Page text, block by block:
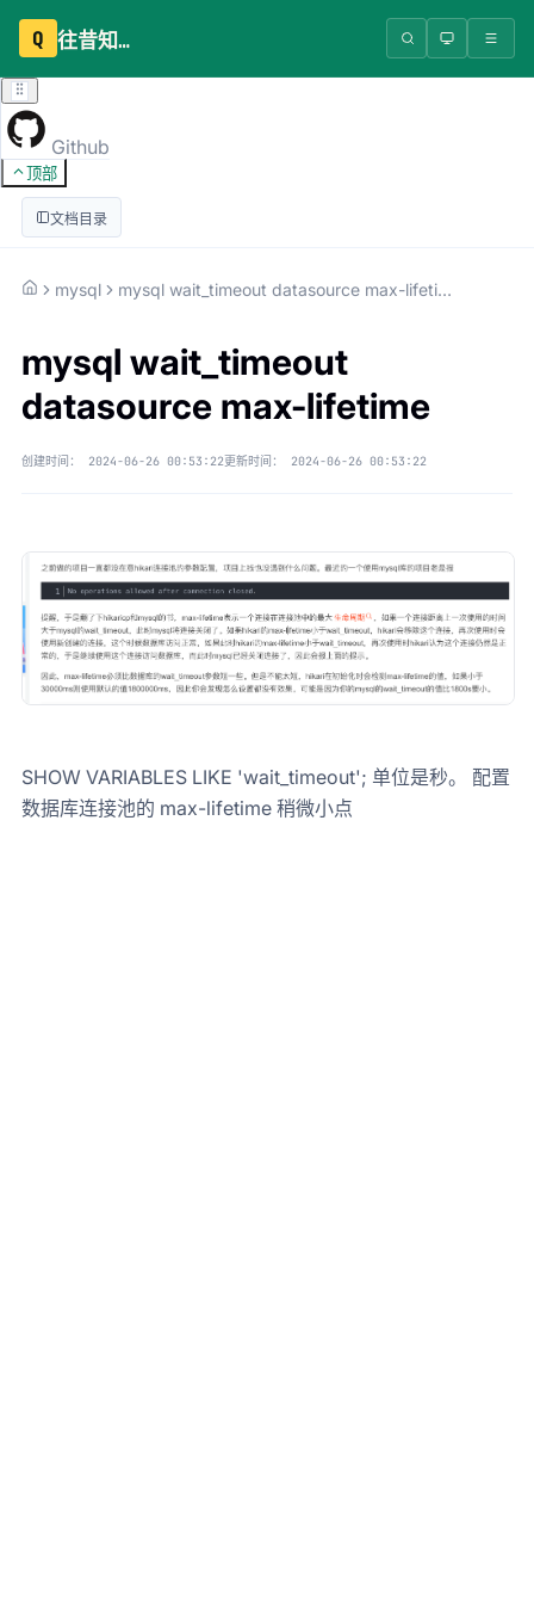
Q 往昔知识库
Github
顶部
文档目录
mysql mysql wait_timeout datasource max-lifetime
mysql wait_timeout
datasource max-lifetime
创建时间： 2024-06-26 00:53:22更新时间： 2024-06-26 00:53:22
SHOW VARIABLES LIKE 'wait_timeout'; 单位是秒。 配置
数据库连接池的 max-lifetime 稍微小点